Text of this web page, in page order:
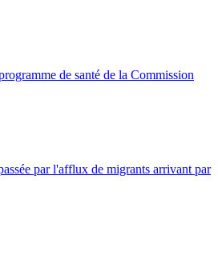
de santé de la Commission
par l'afflux de migrants arrivant par